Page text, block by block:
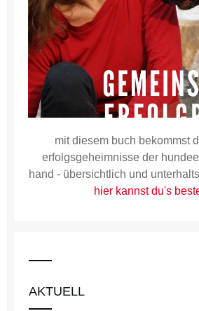
mit diesem buch bekommst
erfolgsgeheimnisse der
hand - übersichtlich und
hier kannst du's
AKTUELL